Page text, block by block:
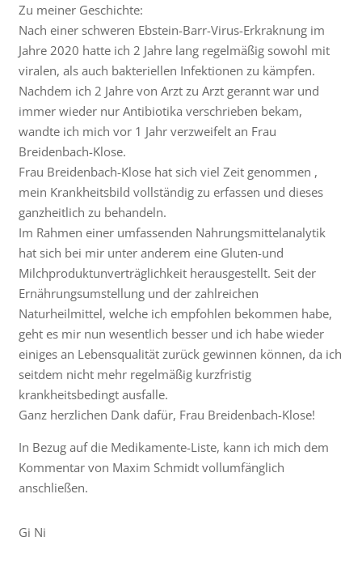
Zu meiner Geschichte:
Nach einer schweren Ebstein-Barr-Virus-Erkraknung im
Jahre 2020 hatte ich 2 Jahre lang regelmäßig sowohl mit
viralen, als auch bakteriellen Infektionen zu kämpfen.
Nachdem ich 2 Jahre von Arzt zu Arzt gerannt war und
immer wieder nur Antibiotika verschrieben bekam,
wandte ich mich vor 1 Jahr verzweifelt an Frau
Breidenbach-Klose.
Frau Breidenbach-Klose hat sich viel Zeit genommen ,
mein Krankheitsbild vollständig zu erfassen und dieses
ganzheitlich zu behandeln.
Im Rahmen einer umfassenden Nahrungsmittelanalytik
hat sich bei mir unter anderem eine Gluten-und
Milchproduktunverträglichkeit herausgestellt. Seit der
Ernährungsumstellung und der zahlreichen
Naturheilmittel, welche ich empfohlen bekommen habe,
geht es mir nun wesentlich besser und ich habe wieder
einiges an Lebensqualität zurück gewinnen können, da ich
seitdem nicht mehr regelmäßig kurzfristig
krankheitsbedingt ausfalle.
Ganz herzlichen Dank dafür, Frau Breidenbach-Klose!
In Bezug auf die Medikamente-Liste, kann ich mich dem
Kommentar von Maxim Schmidt vollumfänglich
anschließen.
Gi Ni